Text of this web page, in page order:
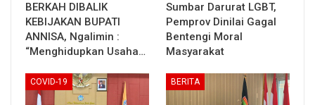
BERKAH DIBALIK
KEBIJAKAN BUPATI
ANNISA, Ngalimin :
“Menghidupkan Usaha…
Sumbar Darurat LGBT,
Pemprov Dinilai Gagal
Bentengi Moral
Masyarakat
COVID-19 BERITA